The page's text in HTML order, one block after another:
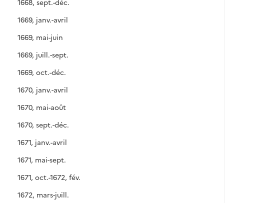
1668, sept.-déc.
1669, janv.-avril
1669, mai-juin
1669, juill.-sept.
1669, oct.-déc.
1670, janv.-avril
1670, mai-août
1670, sept.-déc.
1671, janv.-avril
1671, mai-sept.
1671, oct.-1672, fév.
1672, mars-juill.